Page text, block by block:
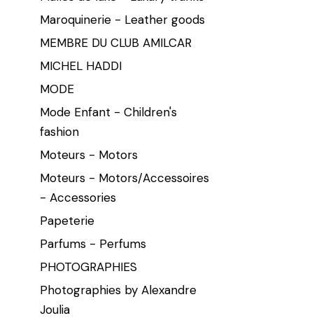
Maroquinerie - Leather goods
MEMBRE DU CLUB AMILCAR
MICHEL HADDI
MODE
Mode Enfant - Children's
fashion
Moteurs - Motors
Moteurs - Motors/Accessoires
- Accessories
Papeterie
Parfums - Perfums
PHOTOGRAPHIES
Photographies by Alexandre
Joulia